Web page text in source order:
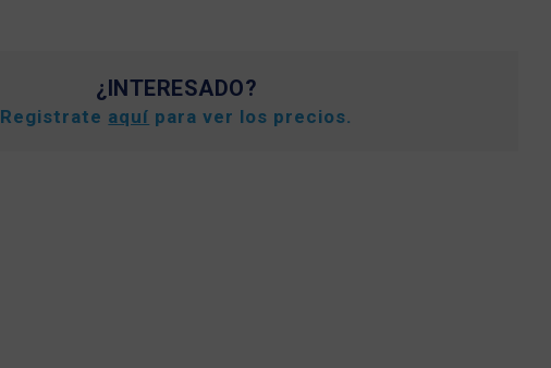
¿INTERESADO?
Registrate aquí para ver los precios.